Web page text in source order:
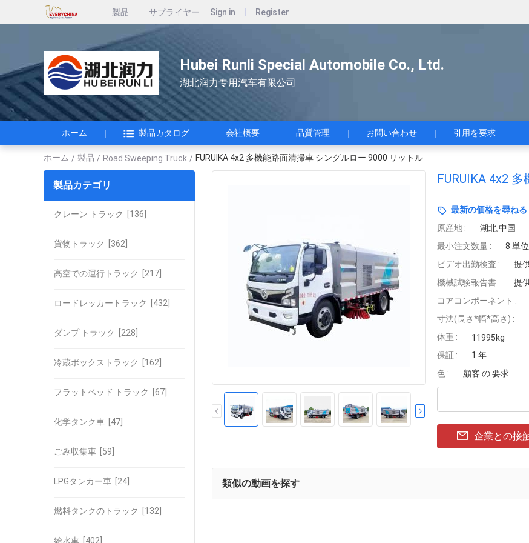
製品 サプライヤー Sign in Register
Hubei Runli Special Automobile Co., Ltd.
湖北润力专用汽车有限公司
ホーム 製品カタログ 会社概要 品質管理 お問い合わせ 引用を要求
ホーム / 製品 / Road Sweeping Truck / FURUIKA 4x2 多機能路面清掃車 シングルロー 9000 リットル
製品カテゴリ
クレーン トラック [136]
貨物トラック [362]
高空での運行トラック [217]
ロードレッカートラック [432]
ダンプ トラック [228]
冷蔵ボックストラック [162]
フラットベッド トラック [67]
化学タンク車 [47]
ごみ収集車 [59]
LPGタンカー車 [24]
燃料タンクのトラック [132]
給水車 [402]
FURUIKA 4x2
最新の価格を尋ねる
原産地 :
湖北,中国
最小注文数量 :
8 単位
ビデオ出勤検査 :
提
機械試験報告書 :
提
コアコンポーネント :
寸法(長さ*幅*高さ) :
体重 :
11995kg
保証 :
1 年
色 :
顧客 の 要求
企業との接
類似の動画を探す